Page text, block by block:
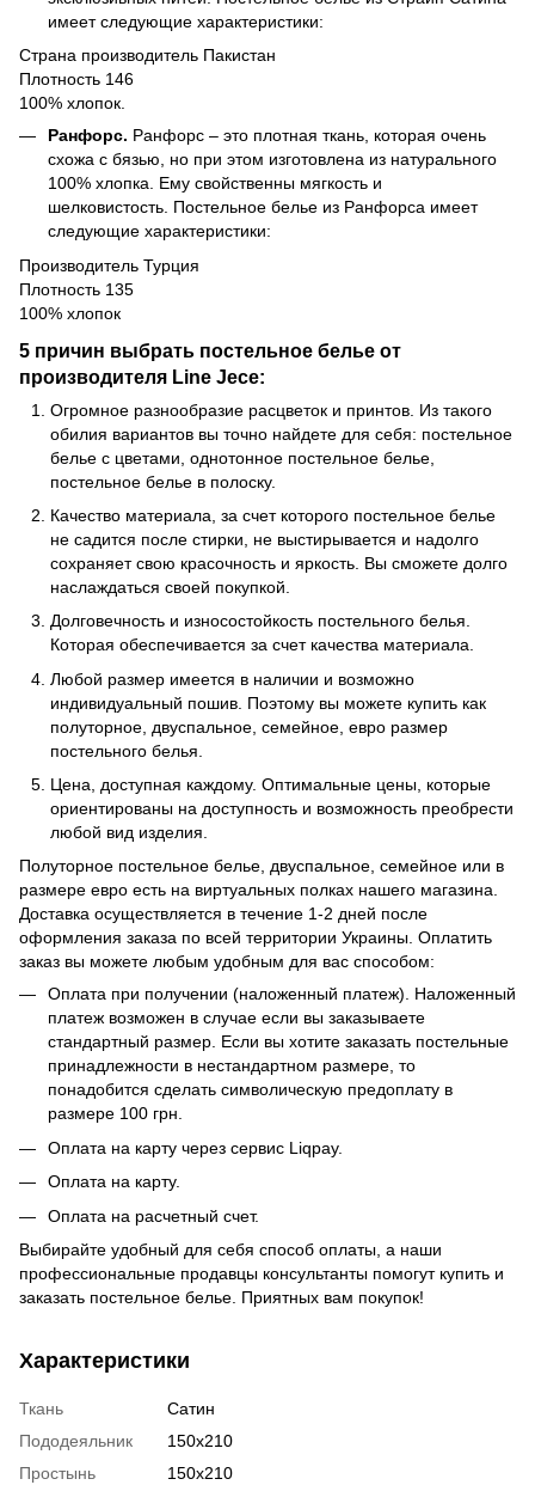
имеет следующие характеристики:
Страна производитель Пакистан
Плотность 146
100% хлопок.
Ранфорс. Ранфорс – это плотная ткань, которая очень
схожа с бязью, но при этом изготовлена из натурального
100% хлопка. Ему свойственны мягкость и
шелковистость. Постельное белье из Ранфорса имеет
следующие характеристики:
Производитель Турция
Плотность 135
100% хлопок
5 причин выбрать постельное белье от
производителя Line Jece:
Огромное разнообразие расцветок и принтов. Из такого
обилия вариантов вы точно найдете для себя: постельное
белье с цветами, однотонное постельное белье,
постельное белье в полоску.
Качество материала, за счет которого постельное белье
не садится после стирки, не выстирывается и надолго
сохраняет свою красочность и яркость. Вы сможете долго
наслаждаться своей покупкой.
Долговечность и износостойкость постельного белья.
Которая обеспечивается за счет качества материала.
Любой размер имеется в наличии и возможно
индивидуальный пошив. Поэтому вы можете купить как
полуторное, двуспальное, семейное, евро размер
постельного белья.
Цена, доступная каждому. Оптимальные цены, которые
ориентированы на доступность и возможность преобрести
любой вид изделия.
Полуторное постельное белье, двуспальное, семейное или в
размере евро есть на виртуальных полках нашего магазина.
Доставка осуществляется в течение 1-2 дней после
оформления заказа по всей территории Украины. Оплатить
заказ вы можете любым удобным для вас способом:
Оплата при получении (наложенный платеж). Наложенный
платеж возможен в случае если вы заказываете
стандартный размер. Если вы хотите заказать постельные
принадлежности в нестандартном размере, то
понадобится сделать символическую предоплату в
размере 100 грн.
Оплата на карту через сервис Liqpay.
Оплата на карту.
Оплата на расчетный счет.
Выбирайте удобный для себя способ оплаты, а наши
профессиональные продавцы консультанты помогут купить и
заказать постельное белье. Приятных вам покупок!
Характеристики
Ткань
Сатин
Пододеяльник
150х210
Простынь
150х210